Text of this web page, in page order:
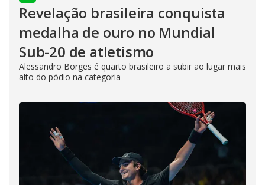
Revelação brasileira conquista
medalha de ouro no Mundial
Sub-20 de atletismo
Alessandro Borges é quarto brasileiro a subir ao lugar mais
alto do pódio na categoria